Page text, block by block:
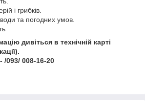
і грибків.
та погодних умов.
дивіться в технічній карті
/093/ 008-16-20